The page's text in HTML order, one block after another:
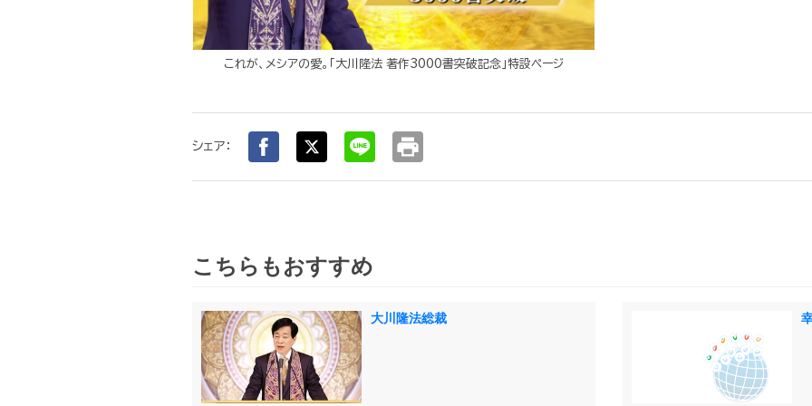
これが、メシアの愛。「大川隆法 著作3000書突破記念」特設ページ
シェア： print
こちらもおすすめ
大川隆法総裁